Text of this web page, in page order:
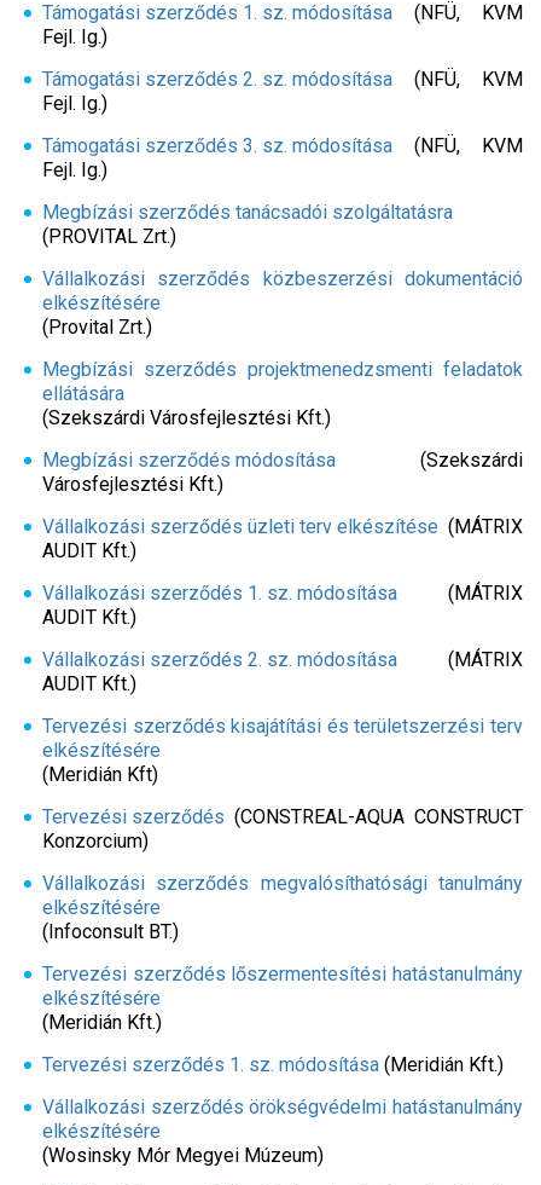
Támogatási szerződés 1. sz. módosítása (NFÜ, KVM
Fejl. Ig.)
Támogatási szerződés 2. sz. módosítása (NFÜ, KVM
Fejl. Ig.)
Támogatási szerződés 3. sz. módosítása (NFÜ, KVM
Fejl. Ig.)
Megbízási szerződés tanácsadói szolgáltatásra
(PROVITAL Zrt.)
Vállalkozási szerződés közbeszerzési dokumentáció
elkészítésére
(Provital Zrt.)
Megbízási szerződés projektmenedzsmenti feladatok
ellátására
(Szekszárdi Városfejlesztési Kft.)
Megbízási szerződés módosítása (Szekszárdi
Városfejlesztési Kft.)
Vállalkozási szerződés üzleti terv elkészítése (MÁTRIX
AUDIT Kft.)
Vállalkozási szerződés 1. sz. módosítása (MÁTRIX
AUDIT Kft.)
Vállalkozási szerződés 2. sz. módosítása (MÁTRIX
AUDIT Kft.)
Tervezési szerződés kisajátítási és területszerzési terv
elkészítésére
(Meridián Kft)
Tervezési szerződés (CONSTREAL-AQUA CONSTRUCT
Konzorcium)
Vállalkozási szerződés megvalósíthatósági tanulmány
elkészítésére
(Infoconsult BT.)
Tervezési szerződés lőszermentesítési hatástanulmány
elkészítésére
(Meridián Kft.)
Tervezési szerződés 1. sz. módosítása (Meridián Kft.)
Vállalkozási szerződés örökségvédelmi hatástanulmány
elkészítésére
(Wosinsky Mór Megyei Múzeum)